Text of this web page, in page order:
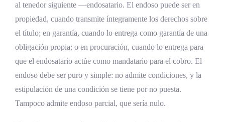
al tenedor siguiente —endosatario. El endoso puede ser en
propiedad, cuando transmite íntegramente los derechos sobre
el título; en garantía, cuando lo entrega como garantía de una
obligación propia; o en procuración, cuando lo entrega para
que el endosatario actúe como mandatario para el cobro. El
endoso debe ser puro y simple: no admite condiciones, y la
estipulación de una condición se tiene por no puesta.
Tampoco admite endoso parcial, que sería nulo.